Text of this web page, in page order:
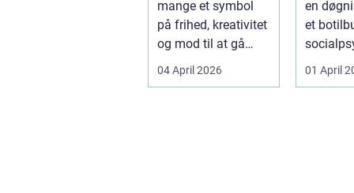
mange et symbol
på frihed, kreativitet
og mod til at gå
egne veje. Den
samme ånd ...
04 April 2026
en
et
sig,
01 April